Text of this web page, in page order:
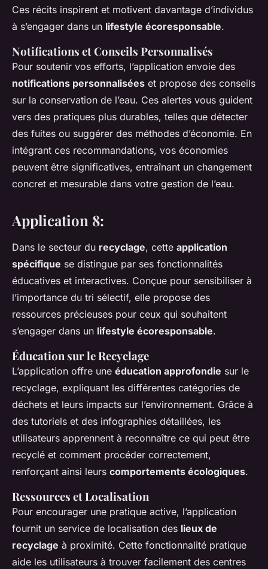
Ces récits inspirent et motivent davantage d’individus
à s’engager dans un lifestyle écoresponsable.
Notifications et Conseils Personnalisés
Pour soutenir vos efforts, l’application envoie des
notifications personnalisées et propose des conseils
sur la conservation de l’eau. Ces alertes vous guident
vers des pratiques plus durables, telles que détecter
des fuites ou suggérer des méthodes d’économie. En
intégrant ces recommandations, vos économies
peuvent être significatives, entraînant un changement
concret et mesurable dans votre gestion de l’eau.
Application 8:
Dans le secteur du recyclage, cette application
spécifique se distingue par ses fonctionnalités
éducatives et interactives. Conçue pour sensibiliser à
l’importance du tri sélectif, elle propose des
ressources précieuses pour ceux qui souhaitent
s’engager dans un lifestyle écoresponsable.
Éducation sur le Recyclage
L’application offre une éducation approfondie sur le
recyclage, expliquant les différentes catégories de
déchets et leurs impacts sur l’environnement. Grâce à
des tutoriels et des infographies détaillées, les
utilisateurs apprennent à reconnaître ce qui peut être
recyclé et comment procéder correctement,
renforçant ainsi leurs comportements écologiques.
Ressources et Localisation
Pour encourager une pratique active, l’application
fournit un service de localisation des lieux de
recyclage à proximité. Cette fonctionnalité pratique
aide les utilisateurs à trouver facilement des centres